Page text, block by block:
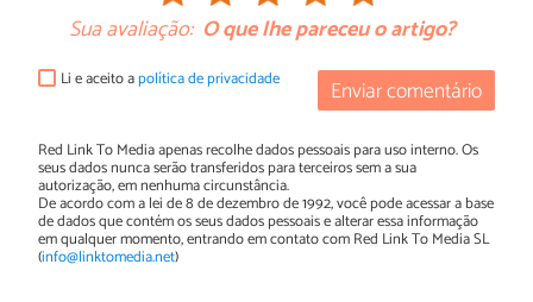
Sua avaliação: O que lhe pareceu o artigo?
Enviar comentário
Li e aceito apolítica de privacidade
Red Link To Media apenas recolhe dados pessoais para uso interno. Os
seus dados nunca serão transferidos para terceiros sem a sua
autorização, em nenhuma circunstância.
De acordo com a lei de 8 de dezembro de 1992, você pode acessar a base
de dados que contém os seus dados pessoais e alterar essa informação
em qualquer momento, entrando em contato com Red Link To Media SL
(info@linktomedia.net)